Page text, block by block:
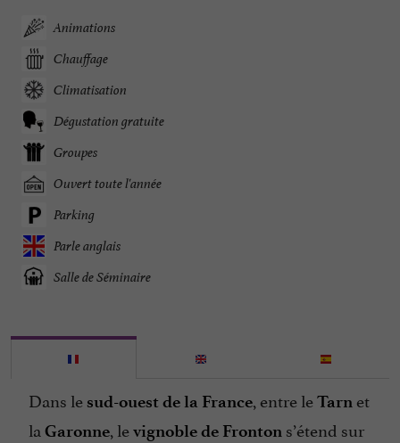
Animations
Chauffage
Climatisation
Dégustation gratuite
Groupes
Ouvert toute l'année
Parking
Parle anglais
Salle de Séminaire
Dans le sud-ouest de la France, entre leTarn et
la Garonne, levignoble de Fronton s’étend sur